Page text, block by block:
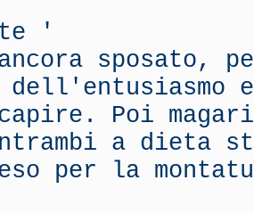
'
sposato,
dell'entusiasmo
capire. Poi
a dieta
per la